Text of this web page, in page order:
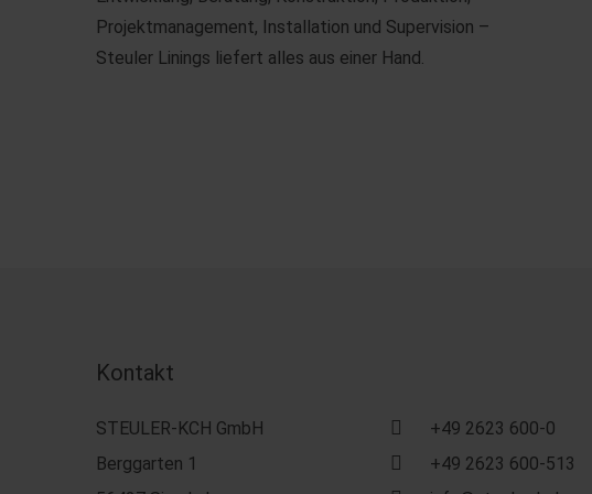
Projektmanagement, Installation und Supervision –
Steuler Linings liefert alles aus einer Hand.
Kontakt
STEULER-KCH GmbH
Berggarten 1
+49 2623 600-0
+49 2623 600-513